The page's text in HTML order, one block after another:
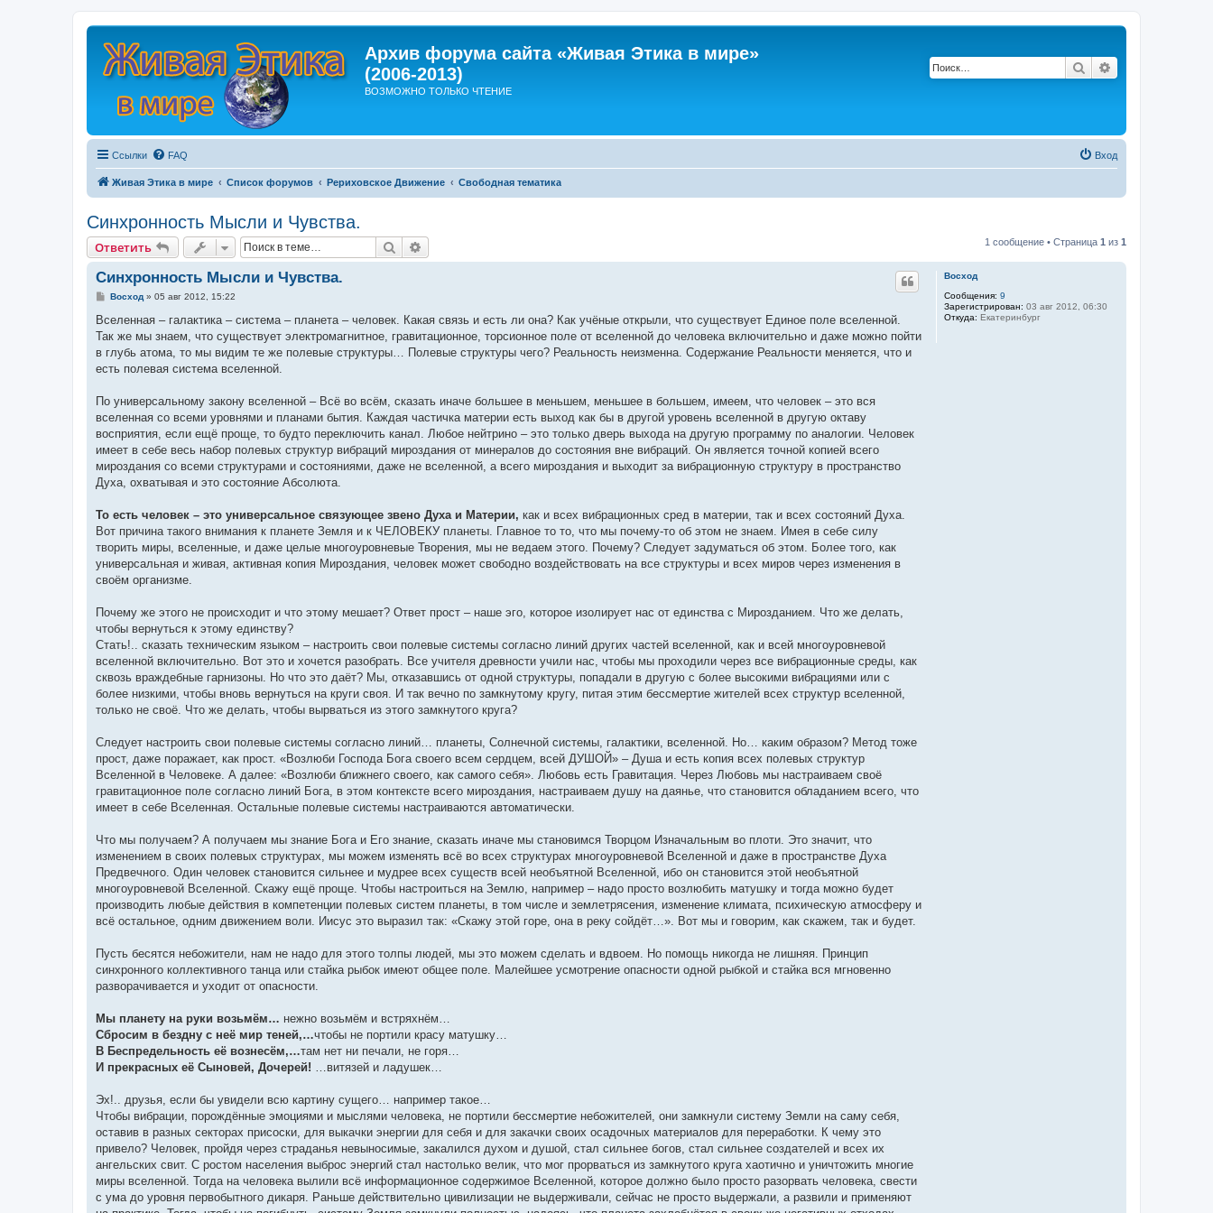
Архив форума сайта «Живая Этика в мире»
(2006-2013)
ВОЗМОЖНО ТОЛЬКО ЧТЕНИЕ
Поиск
Ссылки FAQ Вход
Живая Этика в мире Список форумов Рериховское Движение Свободная тематика
Синхронность Мысли и Чувства.
Ответить Поиск 1 сообщение • Страница 1 из 1
Восход
Сообщения: 9
Зарегистрирован: 03 авг 2012, 06:30
Откуда: Екатеринбург
Синхронность Мысли и Чувства.
С
о
щ
е
и
Восход» 05 авг 2012, 15:22
Вселенная – галактика – система – планета – человек. Какая связь и есть ли она? Как учёные открыли, что существует Единое поле вселенной.
Так же мы знаем, что существует электромагнитное, гравитационное, торсионное поле от вселенной до человека включительно и даже можно пойти
в глубь атома, то мы видим те же полевые структуры… Полевые структуры чего? Реальность неизменна. Содержание Реальности меняется, что и
есть полевая система вселенной.
По универсальному закону вселенной – Всё во всём, сказать иначе большее в меньшем, меньшее в большем, имеем, что человек – это вся
вселенная со всеми уровнями и планами бытия. Каждая частичка материи есть выход как бы в другой уровень вселенной в другую октаву
восприятия, если ещё проще, то будто переключить канал. Любое нейтрино – это только дверь выхода на другую программу по аналогии. Человек
имеет в себе весь набор полевых структур вибраций мироздания от минералов до состояния вне вибраций. Он является точной копией всего
мироздания со всеми структурами и состояниями, даже не вселенной, а всего мироздания и выходит за вибрационную структуру в пространство
Духа, охватывая и это состояние Абсолюта.
То есть человек – это универсальное связующее звено Духа и Материи, как и всех вибрационных сред в материи, так и всех состояний Духа.
Вот причина такого внимания к планете Земля и к ЧЕЛОВЕКУ планеты. Главное то то, что мы почему-то об этом не знаем. Имея в себе силу
творить миры, вселенные, и даже целые многоуровневые Творения, мы не ведаем этого. Почему? Следует задуматься об этом. Более того, как
универсальная и живая, активная копия Мироздания, человек может свободно воздействовать на все структуры и всех миров через изменения в
своём организме.
Почему же этого не происходит и что этому мешает? Ответ прост – наше эго, которое изолирует нас от единства с Мирозданием. Что же делать,
чтобы вернуться к этому единству?
Стать!.. сказать техническим языком – настроить свои полевые системы согласно линий других частей вселенной, как и всей многоуровневой
вселенной включительно. Вот это и хочется разобрать. Все учителя древности учили нас, чтобы мы проходили через все вибрационные среды, как
сквозь враждебные гарнизоны. Но что это даёт? Мы, отказавшись от одной структуры, попадали в другую с более высокими вибрациями или с
более низкими, чтобы вновь вернуться на круги своя. И так вечно по замкнутому кругу, питая этим бессмертие жителей всех структур вселенной,
только не своё. Что же делать, чтобы вырваться из этого замкнутого круга?
Следует настроить свои полевые системы согласно линий… планеты, Солнечной системы, галактики, вселенной. Но… каким образом? Метод тоже
прост, даже поражает, как прост. «Возлюби Господа Бога своего всем сердцем, всей ДУШОЙ» – Душа и есть копия всех полевых структур
Вселенной в Человеке. А далее: «Возлюби ближнего своего, как самого себя». Любовь есть Гравитация. Через Любовь мы настраиваем своё
гравитационное поле согласно линий Бога, в этом контексте всего мироздания, настраиваем душу на даянье, что становится обладанием всего, что
имеет в себе Вселенная. Остальные полевые системы настраиваются автоматически.
Что мы получаем? А получаем мы знание Бога и Его знание, сказать иначе мы становимся Творцом Изначальным во плоти. Это значит, что
изменением в своих полевых структурах, мы можем изменять всё во всех структурах многоуровневой Вселенной и даже в пространстве Духа
Предвечного. Один человек становится сильнее и мудрее всех существ всей необъятной Вселенной, ибо он становится этой необъятной
многоуровневой Вселенной. Скажу ещё проще. Чтобы настроиться на Землю, например – надо просто возлюбить матушку и тогда можно будет
производить любые действия в компетенции полевых систем планеты, в том числе и землетрясения, изменение климата, психическую атмосферу и
всё остальное, одним движением воли. Иисус это выразил так: «Скажу этой горе, она в реку сойдёт…». Вот мы и говорим, как скажем, так и будет.
Пусть бесятся небожители, нам не надо для этого толпы людей, мы это можем сделать и вдвоем. Но помощь никогда не лишняя. Принцип
синхронного коллективного танца или стайка рыбок имеют общее поле. Малейшее усмотрение опасности одной рыбкой и стайка вся мгновенно
разворачивается и уходит от опасности.
Мы планету на руки возьмём… нежно возьмём и встряхнём…
Сбросим в бездну с неё мир теней,…чтобы не портили красу матушку…
В Беспредельность её вознесём,…там нет ни печали, не горя…
И прекрасных её Сыновей, Дочерей! …витязей и ладушек…
Эх!.. друзья, если бы увидели всю картину сущего… например такое…
Чтобы вибрации, порождённые эмоциями и мыслями человека, не портили бессмертие небожителей, они замкнули систему Земли на саму себя,
оставив в разных секторах присоски, для выкачки энергии для себя и для закачки своих осадочных материалов для переработки. К чему это
привело? Человек, пройдя через страданья невыносимые, закалился духом и душой, стал сильнее богов, стал сильнее создателей и всех их
ангельских свит. С ростом населения выброс энергий стал настолько велик, что мог прорваться из замкнутого круга хаотично и уничтожить многие
миры вселенной. Тогда на человека вылили всё информационное содержимое Вселенной, которое должно было просто разорвать человека, свести
с ума до уровня первобытного дикаря. Раньше действительно цивилизации не выдерживали, сейчас не просто выдержали, а развили и применяют